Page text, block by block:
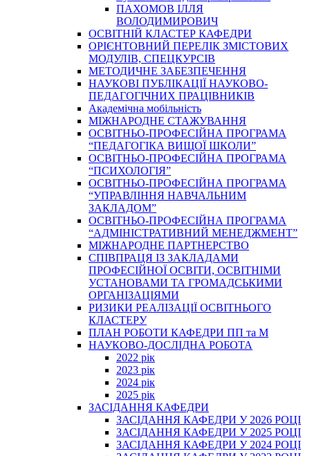
ПАХОМОВ ІЛЛЯ
ВОЛОДИМИРОВИЧ
ОСВІТНІЙ КЛАСТЕР КАФЕДРИ
ОРІЄНТОВНИЙ ПЕРЕЛІК ЗМІСТОВИХ
МОДУЛІВ, СПЕЦКУРСІВ
МЕТОДИЧНЕ ЗАБЕЗПЕЧЕННЯ
НАУКОВІ ПУБЛІКАЦІЇ НАУКОВО-
ПЕДАГОГІЧНИХ ПРАЦІВНИКІВ
Академічна мобільність
МІЖНАРОДНЕ СТАЖУВАННЯ
ОСВІТНЬО-ПРОФЕСІЙНА ПРОГРАМА
“ПЕДАГОГІКА ВИЩОЇ ШКОЛИ”
ОСВІТНЬО-ПРОФЕСІЙНА ПРОГРАМА
“ПСИХОЛОГІЯ”
ОСВІТНЬО-ПРОФЕСІЙНА ПРОГРАМА
“УПРАВЛІННЯ НАВЧАЛЬНИМ
ЗАКЛАДОМ”
ОСВІТНЬО-ПРОФЕСІЙНА ПРОГРАМА
“АДМІНІСТРАТИВНИЙ МЕНЕДЖМЕНТ”
МІЖНАРОДНЕ ПАРТНЕРСТВО
СПІВПРАЦЯ ІЗ ЗАКЛАДАМИ
ПРОФЕСІЙНОЇ ОСВІТИ, ОСВІТНІМИ
УСТАНОВАМИ ТА ГРОМАДСЬКИМИ
ОРГАНІЗАЦІЯМИ
РИЗИКИ РЕАЛІЗАЦІЇ ОСВІТНЬОГО
КЛАСТЕРУ
ПЛАН РОБОТИ КАФЕДРИ ПП та М
НАУКОВО-ДОСЛІДНА РОБОТА
2022 рік
2023 рік
2024 рік
2025 рік
ЗАСІДАННЯ КАФЕДРИ
ЗАСІДАННЯ КАФЕДРИ У 2026 РОЦІ
ЗАСІДАННЯ КАФЕДРИ У 2025 РОЦІ
ЗАСІДАННЯ КАФЕДРИ У 2024 РОЦІ